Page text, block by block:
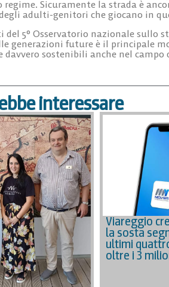
regime. Sicuramente la strada è
adulti-genitori che giocano in
del 5° Osservatorio nazionale sullo
generazioni future è il principale
davvero sostenibili anche nel
interessare
Viareggio
la sosta
ultimi
oltre i 3